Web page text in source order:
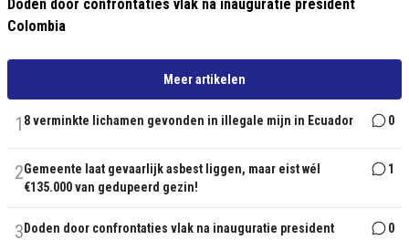
Doden door confrontaties vlak na inauguratie president
Colombia
Meer artikelen
1 8 verminkte lichamen gevonden in illegale mijn in Ecuador 0
2Gemeente laat gevaarlijk asbest liggen, maar eist wél
€135.000 van gedupeerd gezin!
1
3 Doden door confrontaties vlak na inauguratie president
0